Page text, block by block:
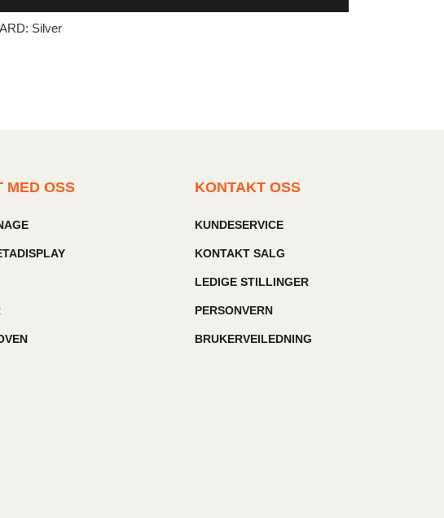
Silver
MED OSS KONTAKT OSS
KUNDESERVICE
KONTAKT SALG
LEDIGE STILLINGER
PERSONVERN
BRUKERVEILEDNING